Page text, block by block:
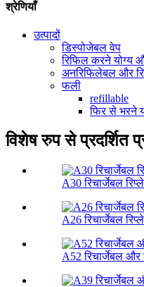
श्रेणियाँ
उत्पादों
डिस्पोजेबल वेप
रिफिल करने योग्य
अनरिफिलेबल और
फली
refillable
फिर से भरने
विशेष रुप से प्रदर्शित
A30 रिचार्जेबल
A26 रिचार्जेबल
A52 रिचार्जेबल